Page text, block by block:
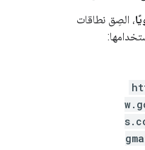
، الصِق نطاقات